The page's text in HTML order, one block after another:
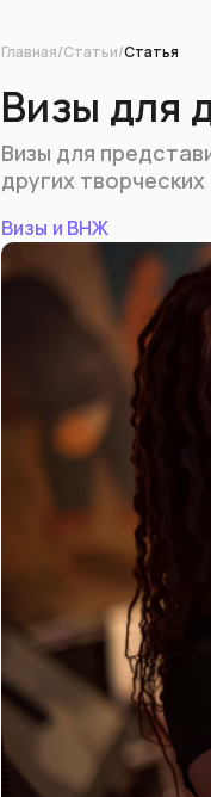
Главная/Статьи/Статья
Визы для
Визы для
других
Визы и ВНЖ